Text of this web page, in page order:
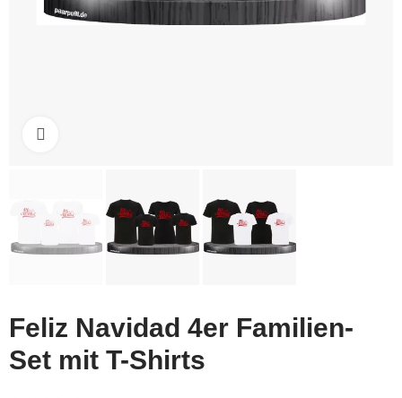
Feliz Navidad 4er Familien-
Set mit T-Shirts